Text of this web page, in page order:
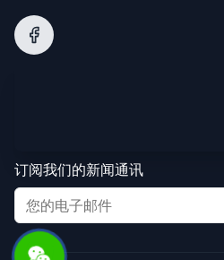
订阅我们的新闻通讯